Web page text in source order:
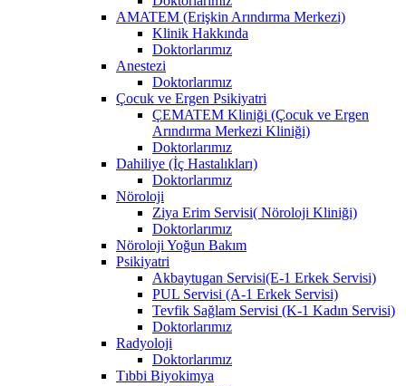
AMATEM (Erişkin Arındırma Merkezi)
Klinik Hakkında
Doktorlarımız
Anestezi
Doktorlarımız
Çocuk ve Ergen Psikiyatri
ÇEMATEM Kliniği (Çocuk ve Ergen
Arındırma Merkezi Kliniği)
Doktorlarımız
Dahiliye (İç Hastalıkları)
Doktorlarımız
Nöroloji
Ziya Erim Servisi( Nöroloji Kliniği)
Doktorlarımız
Nöroloji Yoğun Bakım
Psikiyatri
Akbaytugan Servisi(E-1 Erkek Servisi)
PUL Servisi (A-1 Erkek Servisi)
Tevfik Sağlam Servisi (K-1 Kadın Servisi)
Doktorlarımız
Radyoloji
Doktorlarımız
Tıbbi Biyokimya